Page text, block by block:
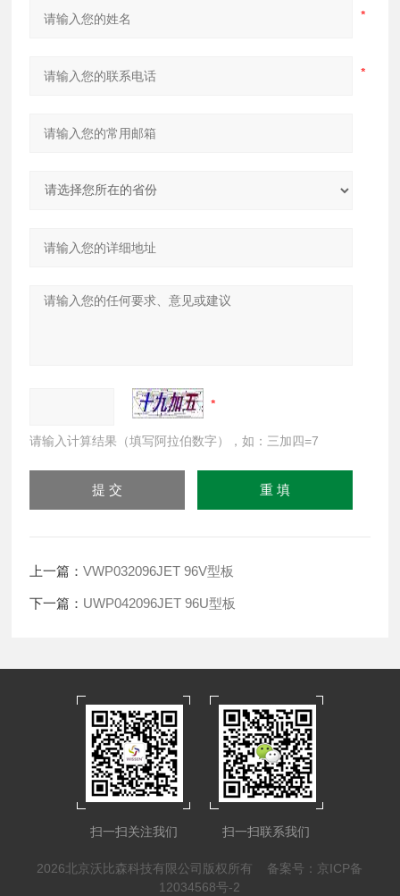
请输入计算结果（填写阿拉伯数字），如：三加四=7
上一篇：VWP032096JET 96V型板
下一篇： UWP042096JET 96U型板
扫一扫关注我们 扫一扫联系我们
2026北京沃比森科技有限公司版权所有 备案号：京ICP备
12034568号-2